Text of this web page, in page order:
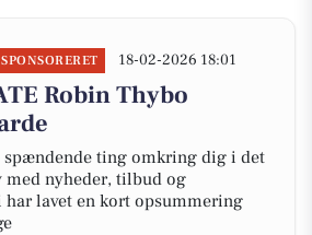
SPONSORERET 18-02-2026 18:01
Robin Thybo
spændende ting omkring dig i det
nyheder, tilbud og
har lavet en kort opsummering